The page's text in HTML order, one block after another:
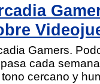
Gamers.
cada
tono cercano y